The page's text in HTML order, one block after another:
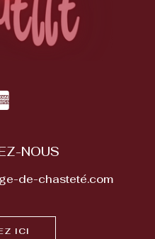
NOUS
de-chasteté.com
ICI